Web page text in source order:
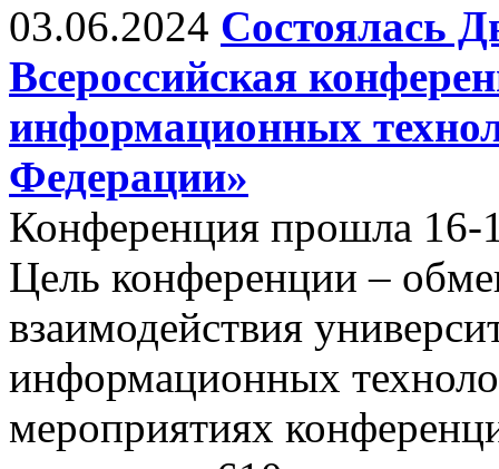
03.06.2024 Состоялась
Всероссийская
информационных
Федерации»
Конференция прошла 16-
Цель конференции –
взаимодействия
информационных
мероприятиях